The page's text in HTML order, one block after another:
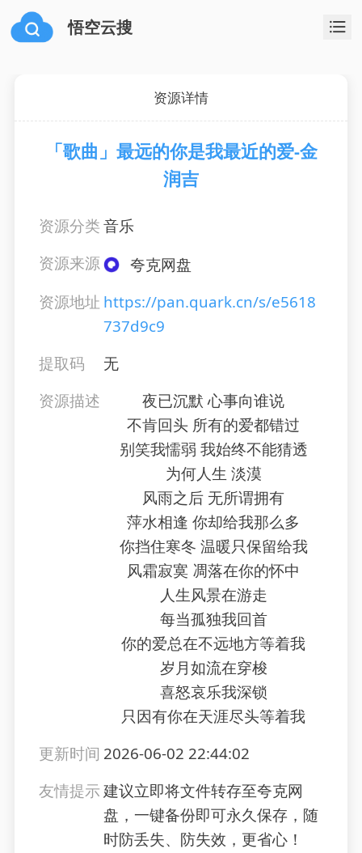
悟空云搜
资源详情
「歌曲」最远的你是我最近的爱-金
润吉
资源分类音乐
资源来源
夸克网盘
资源地址 https://pan.quark.cn/s/e5618
737d9c9
提取码
无
资源描述
夜已沉默 心事向谁说
不肯回头 所有的爱都错过
别笑我懦弱 我始终不能猜透
为何人生 淡漠
风雨之后 无所谓拥有
萍水相逢 你却给我那么多
你挡住寒冬 温暖只保留给我
风霜寂寞 凋落在你的怀中
人生风景在游走
每当孤独我回首
你的爱总在不远地方等着我
岁月如流在穿梭
喜怒哀乐我深锁
只因有你在天涯尽头等着我
更新时间 2026-06-02 22:44:02
友情提示建议立即将文件转存至夸克网
盘，一键备份即可永久保存，随
时防丢失、防失效，更省心！